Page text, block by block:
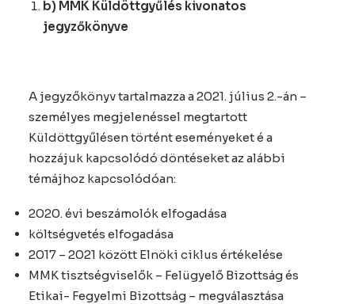
b) MMK Küldöttgyűlés kivonatos
jegyzőkönyve
A jegyzőkönyv tartalmazza a 2021. július 2.-án –
személyes megjelenéssel megtartott
Küldöttgyűlésen történt eseményeket é a
hozzájuk kapcsolódó döntéseket az alábbi
témájhoz kapcsolódóan:
2020. évi beszámolók elfogadása
költségvetés elfogadása
2017 – 2021 között Elnöki ciklus értékelése
MMK tisztségviselők – Felügyelő Bizottság és
Etikai- Fegyelmi Bizottság – megválasztása